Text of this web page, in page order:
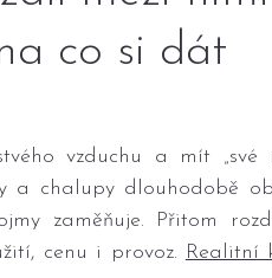
co si dát
vzduchu a mít „své
a chalupy dlouhodobě
zaměňuje. Přitom
cenu i provoz. Realitní